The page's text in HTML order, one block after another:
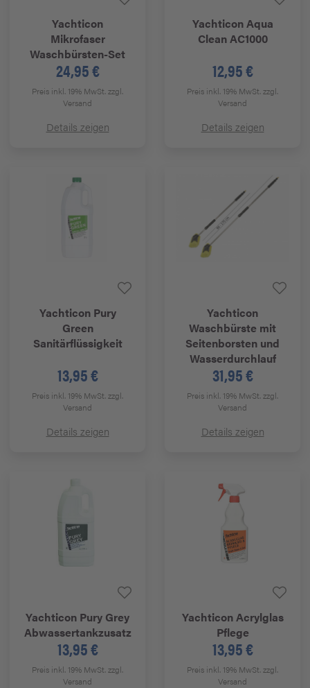
Yachticon
Mikrofaser
Waschbürsten-Set
24,95 €
Preis inkl. 19% MwSt.zzgl.
Versand
Details zeigen
YachticonAqua
Clean AC1000
12,95 €
Preis inkl. 19% MwSt.zzgl.
Versand
Details zeigen
YachticonPury
Green
Sanitärflüssigkeit
13,95 €
Preis inkl. 19% MwSt.zzgl.
Versand
Details zeigen
Yachticon
Waschbürste mit
Seitenborsten und
Wasserdurchlauf
31,95 €
Preis inkl. 19% MwSt.zzgl.
Versand
Details zeigen
Yachticon Pury Grey
Abwassertankzusatz
13,95 €
Preis inkl. 19% MwSt.zzgl.
Versand
YachticonAcrylglas
Pflege
13,95 €
Preis inkl. 19% MwSt.zzgl.
Versand